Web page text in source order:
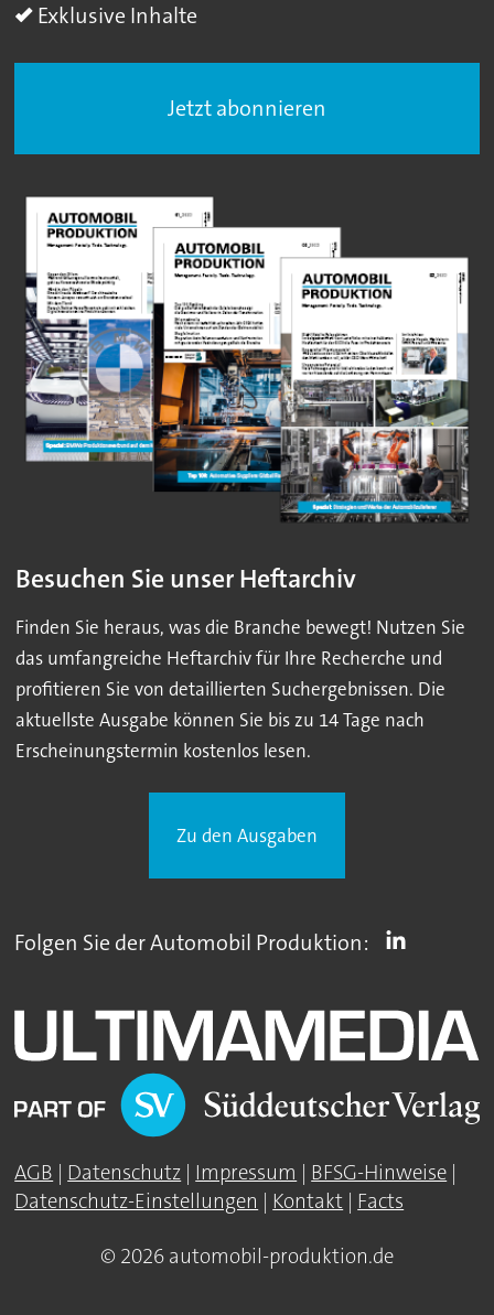
Exklusive Inhalte
Jetzt abonnieren
Besuchen Sie unser Heftarchiv
Finden Sie heraus, was die Branche bewegt! Nutzen Sie
das umfangreiche Heftarchiv für Ihre Recherche und
profitieren Sie von detaillierten Suchergebnissen. Die
aktuellste Ausgabe können Sie bis zu 14 Tage nach
Erscheinungstermin kostenlos lesen.
Zu den Ausgaben
Folgen Sie der Automobil Produktion:
AGB | Datenschutz | Impressum | BFSG-Hinweise |
Datenschutz-Einstellungen | Kontakt | Facts
© 2026 automobil-produktion.de